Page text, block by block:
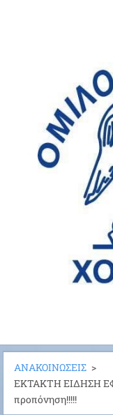
ΑΝΑΚΟΙΝΩΣΕΙΣ >
ΕΚΤΑΚΤΗ ΕΙΔΗΣΗ
προπόνηση!!!!!